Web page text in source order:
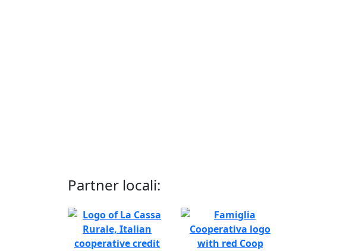
Partner locali: